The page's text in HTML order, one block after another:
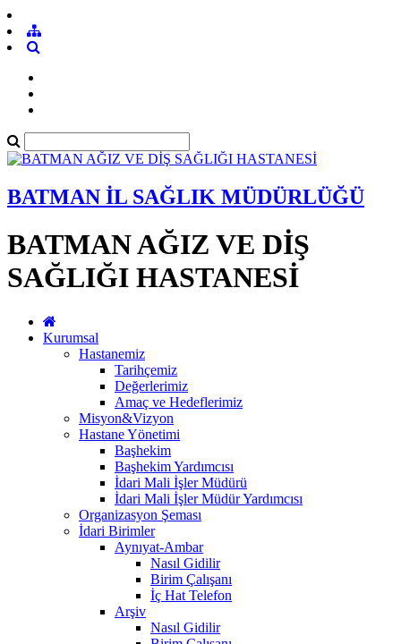
BATMAN İL SAĞLIK MÜDÜRLÜĞÜ
BATMAN AĞIZ VE DİŞ
SAĞLIĞI HASTANESİ
Kurumsal
Hastanemiz
Tarihçemiz
Değerlerimiz
Amaç ve Hedeflerimiz
Misyon&Vizyon
Hastane Yönetimi
Başhekim
Başhekim Yardımcısı
İdari Mali İşler Müdürü
İdari Mali İşler Müdür Yardımcısı
Organizasyon Şeması
İdari Birimler
Aynıyat-Ambar
Nasıl Gidilir
Birim Çalışanı
İç Hat Telefon
Arşiv
Nasıl Gidilir